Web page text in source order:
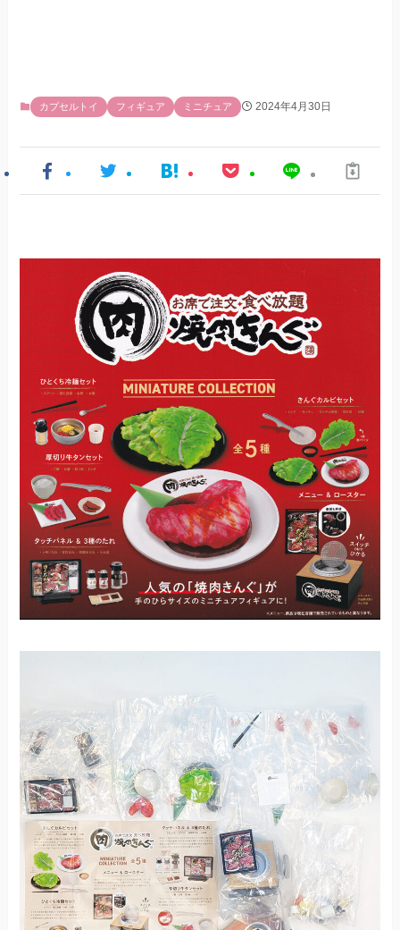
カプセルトイ フィギュア ミニチュア 2024年4月30日